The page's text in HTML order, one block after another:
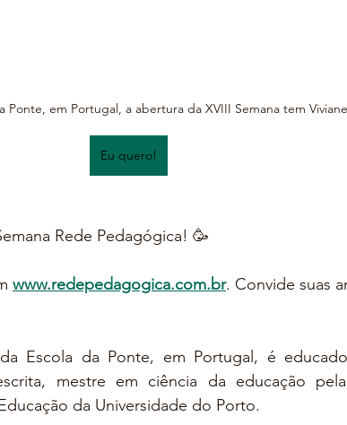
Ponte, em Portugal, a abertura da XVIII Semana tem
Eu quero!
Rede Pedagógica! 🥳
www.redepedagogica.com.br. Convide suas
Escola da Ponte, em Portugal, é
mestre em ciência da educação
da Universidade do Porto.